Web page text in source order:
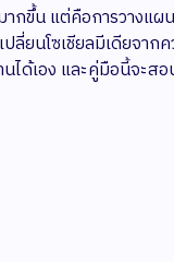
กขึ้น แต่คือการวางแผ
ลี่ยนโซเชียลมีเดียจาก
ได้เอง และคู่มือนี้จะส